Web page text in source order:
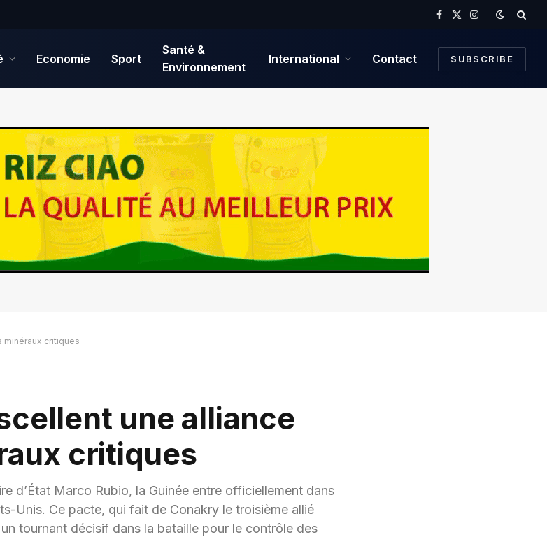
Facebook
X
Instagram
Economie Sport
Santé &
Environnement
International Contact SUBSCRIBE
minéraux critiques
une alliance
critiques
d’État Marco Rubio, la Guinée entre officiellement dans
Unis. Ce pacte, qui fait de Conakry le troisième allié
tournant décisif dans la bataille pour le contrôle des